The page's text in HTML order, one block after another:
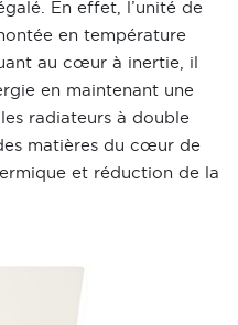
En effet, l’unité de
en température
au cœur à inertie, il
en maintenant une
radiateurs à double
matières du cœur de
et réduction de la